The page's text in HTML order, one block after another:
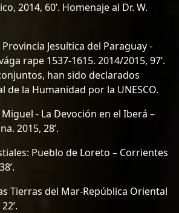
2014, 60’. Homenaje al Dr. W.
Jesuítica del Paraguay -
rape 1537-1615. 2014/2015, 97’.
han sido declarados
de la Humanidad por la UNESCO.
- La Devoción en el Iberá –
2015, 28’.
Pueblo de Loreto – Corrientes
Tierras del Mar-República Oriental